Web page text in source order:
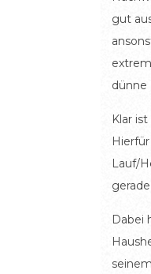
gut
dünne
Klar
Lauf/
Dabei